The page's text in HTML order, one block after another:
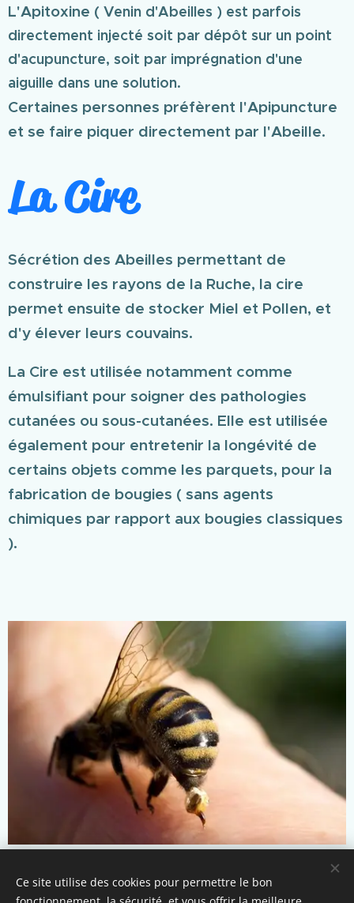
L'Apitoxine ( Venin d'Abeilles ) est parfois
directement injecté soit par dépôt sur un point
d'acupuncture, soit par imprégnation d'une
aiguille dans une solution.
Certaines personnes préfèrent l'Apipuncture
et se faire piquer directement par l'Abeille.
La Cire
Sécrétion des Abeilles permettant de
construire les rayons de la Ruche, la cire
permet ensuite de stocker Miel et Pollen, et
d'y élever leurs couvains.
La Cire est utilisée notamment comme
émulsifiant pour soigner des pathologies
cutanées ou sous-cutanées. Elle est utilisée
également pour entretenir la longévité de
certains objets comme les parquets, pour la
fabrication de bougies ( sans agents
chimiques par rapport aux bougies classiques
).
Ce site utilise des cookies pour permettre le bon